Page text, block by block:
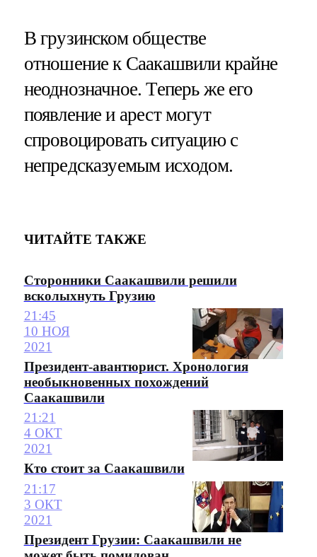
В грузинском обществе
отношение к Саакашвили крайне
неоднозначное. Теперь же его
появление и арест могут
спровоцировать ситуацию с
непредсказуемым исходом.
ЧИТАЙТЕ ТАКЖЕ
Сторонники Саакашвили решили
всколыхнуть Грузию
21:45
10 НОЯ
2021
Президент-авантюрист. Хронология
необыкновенных похождений
Саакашвили
21:21
4 ОКТ
2021
Кто стоит за Саакашвили
21:17
3 ОКТ
2021
Президент Грузии: Саакашвили не